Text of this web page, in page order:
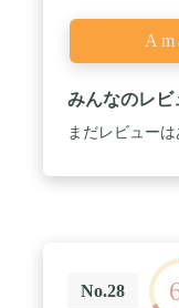
みんなのレビ
まだレビュー
No.28